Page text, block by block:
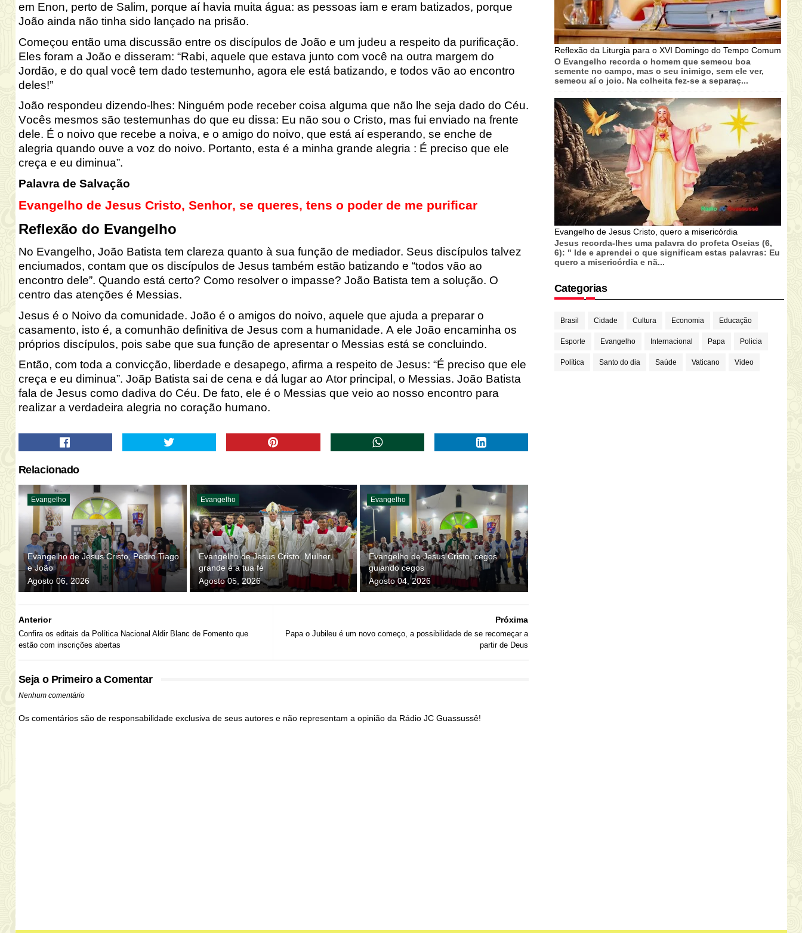
em Enon, perto de Salim, porque aí havia muita água: as pessoas iam e eram batizados, porque
João ainda não tinha sido lançado na prisão.
Começou então uma discussão entre os discípulos de João e um judeu a respeito da purificação.
Eles foram a João e disseram: “Rabi, aquele que estava junto com você na outra margem do
Jordão, e do qual você tem dado testemunho, agora ele está batizando, e todos vão ao encontro
deles!”
João respondeu dizendo-lhes: Ninguém pode receber coisa alguma que não lhe seja dado do Céu.
Vocês mesmos são testemunhas do que eu dissa: Eu não sou o Cristo, mas fui enviado na frente
dele. É o noivo que recebe a noiva, e o amigo do noivo, que está aí esperando, se enche de
alegria quando ouve a voz do noivo. Portanto, esta é a minha grande alegria : É preciso que ele
creça e eu diminua”.
Palavra de Salvação
Evangelho de Jesus Cristo, Senhor, se queres, tens o poder de me purificar
Reflexão do Evangelho
No Evangelho, João Batista tem clareza quanto à sua função de mediador. Seus discípulos talvez
enciumados, contam que os discípulos de Jesus também estão batizando e “todos vão ao
encontro dele”. Quando está certo? Como resolver o impasse? João Batista tem a solução. O
centro das atenções é Messias.
Jesus é o Noivo da comunidade. João é o amigos do noivo, aquele que ajuda a preparar o
casamento, isto é, a comunhão definitiva de Jesus com a humanidade. A ele João encaminha os
próprios discípulos, pois sabe que sua função de apresentar o Messias está se concluindo.
Então, com toda a convicção, liberdade e desapego, afirmaa respeito de Jesus: “É preciso que ele
creça e eu diminua”. Joãp Batista sai de cena e dá lugar ao Ator principal, o Messias. João Batista
fala de Jesus como dadiva do Céu. De fato, ele é o Messias que veio ao nosso encontro para
realizar a verdadeira alegria no coração humano.
Relacionado
Evangelho
Evangelho de Jesus Cristo, Pedro Tiago
e João
Agosto 06, 2026
Evangelho
Evangelho de Jesus Cristo, Mulher,
grande é a tua fé
Agosto 05, 2026
Evangelho
Evangelho de Jesus Cristo, cegos
guiando cegos
Agosto 04, 2026
Próxima
Papa o Jubileu é um novo começo, a possibilidade de se recomeçar a
partir de Deus
Anterior
Confira os editais da Política Nacional Aldir Blanc de Fomento que
estão com inscrições abertas
Seja o Primeiro a Comentar
Nenhum comentário
Os comentários são de responsabilidade exclusiva de seus autores e não representam a opinião da Rádio JC Guassussê!
Reflexão da Liturgia para o XVI Domingo do Tempo Comum
O Evangelho recorda o homem que semeou boa
semente no campo, mas o seu inimigo, sem ele ver,
semeou aí o joio. Na colheita fez-se a separaç...
Evangelho de Jesus Cristo, quero a misericórdia
Jesus recorda-lhes uma palavra do profeta Oseias (6,
6): " Ide e aprendei o que significam estas palavras: Eu
quero a misericórdia e nã...
Categorias
Brasil Cidade Cultura Economia Educação
Esporte Evangelho Internacional Papa Policia
Política Santo do dia Saúde Vaticano Video